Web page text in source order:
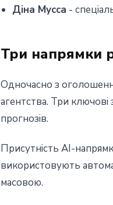
Діна Мусса -
Три напрямки
Одночасно з
агентства. Три
прогнозів.
Присутність AI-
використовують
масовою.